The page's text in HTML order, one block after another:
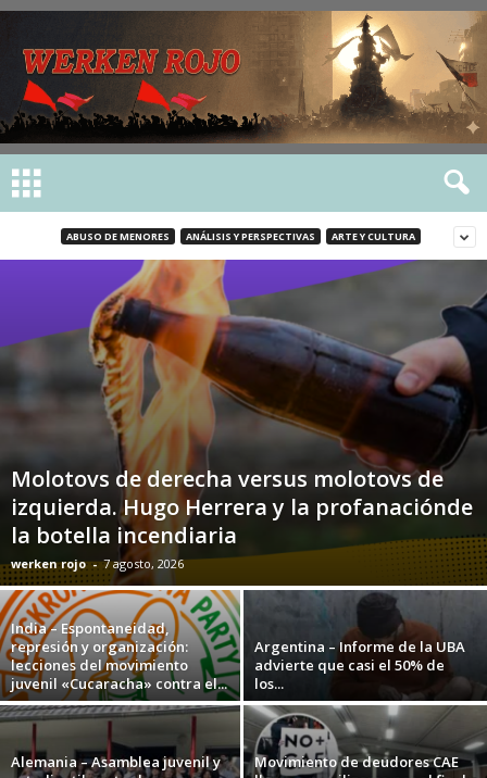
ABUSO DE MENORES ANÁLISIS Y PERSPECTIVAS ARTE Y CULTURA
Molotovs de derecha versus molotovs de
izquierda. Hugo Herrera y la profanaciónde
la botella incendiaria
werken rojo - 7 agosto, 2026
India – Espontaneidad,
represión y organización:
lecciones del movimiento
juvenil «Cucaracha» contra el...
Argentina – Informe de la UBA
advierte que casi el 50% de
los...
Alemania – Asamblea juvenil y
Movimiento de deudores CAE